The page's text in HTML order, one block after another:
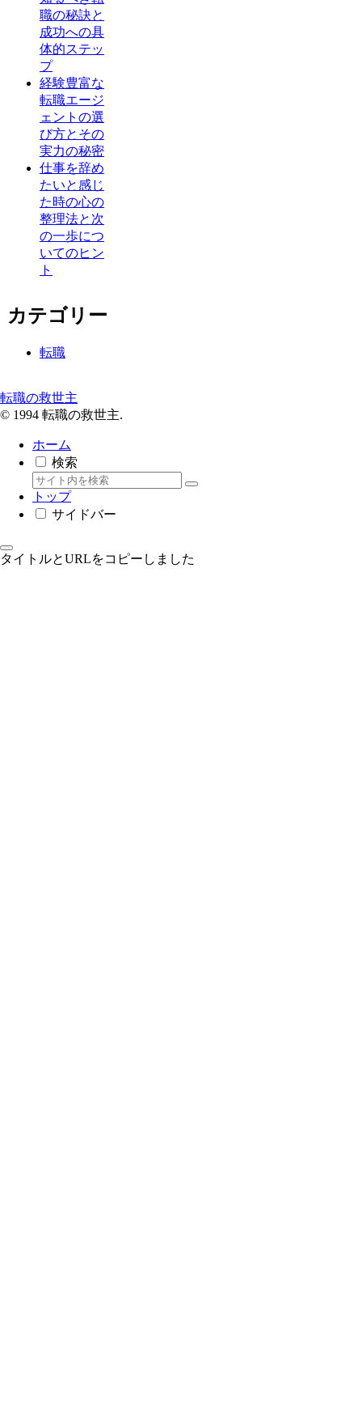
職の秘訣と
成功への具
体的ステッ
プ
経験豊富な
転職エージ
ェントの選
び方とその
実力の秘密
仕事を辞め
たいと感じ
た時の心の
整理法と次
の一歩につ
いてのヒン
ト
カテゴリー
転職
転職の救世主
© 1994 転職の救世主.
ホーム
検索
トップ
サイドバー
タイトルとURLをコピーしました